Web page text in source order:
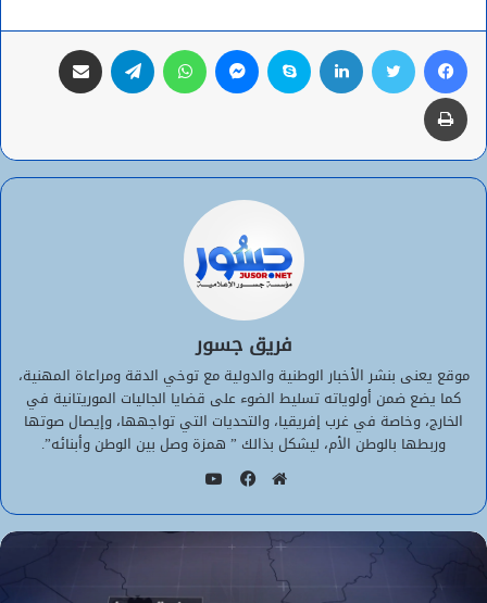
فيسبوك تويتر لينكدإن سكايب ماسنجر واتساب تيلقرام
طباعة
فريق جسور
موقع يعنى بنشر الأخبار الوطنية والدولية مع توخي الدقة ومراعاة المهنية،
كما يضع ضمن أولوياته تسليط الضوء على قضايا الجاليات الموريتانية في
الخارج، وخاصة في غرب إفريقيا، والتحديات التي تواجهها، وإيصال صوتها
وربطها بالوطن الأم، ليشكل بذالك ” همزة وصل بين الوطن وأبنائه”.
الويب